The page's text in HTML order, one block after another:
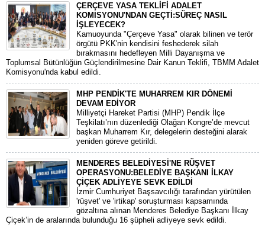
ÇERÇEVE YASA TEKLİFİ ADALET
KOMİSYONU'NDAN GEÇTİ:SÜREÇ NASIL
İŞLEYECEK?
​Kamuoyunda "Çerçeve Yasa" olarak bilinen ve terör
örgütü PKK'nin kendisini feshederek silah
bırakmasını hedefleyen Milli Dayanışma ve
Toplumsal Bütünlüğün Güçlendirilmesine Dair Kanun Teklifi, TBMM Adalet
Komisyonu'nda kabul edildi.
MHP PENDİK'TE MUHARREM KIR DÖNEMİ
DEVAM EDİYOR
​Milliyetçi Hareket Partisi (MHP) Pendik İlçe
Teşkilatı’nın düzenlediği Olağan Kongre’de mevcut
başkan Muharrem Kır, delegelerin desteğini alarak
yeniden göreve getirildi.
MENDERES BELEDİYESİ'NE RÜŞVET
OPERASYONU:BELEDİYE BAŞKANI İLKAY
ÇİÇEK ADLİYEYE SEVK EDİLDİ
​İzmir Cumhuriyet Başsavcılığı tarafından yürütülen
'rüşvet' ve 'irtikap' soruşturması kapsamında
gözaltına alınan Menderes Belediye Başkanı İlkay
Çiçek’in de aralarında bulunduğu 16 şüpheli adliyeye sevk edildi.